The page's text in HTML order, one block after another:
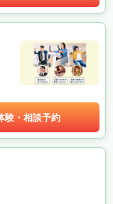
験・相談予約